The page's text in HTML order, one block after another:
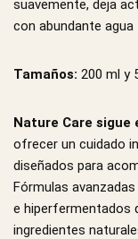
suavemente, deja
con abundante agua
Tamaños: 200 ml y
Nature Care sigue
ofrecer un cuidado
diseñados para
Fórmulas
e hiperfermentados
ingredientes